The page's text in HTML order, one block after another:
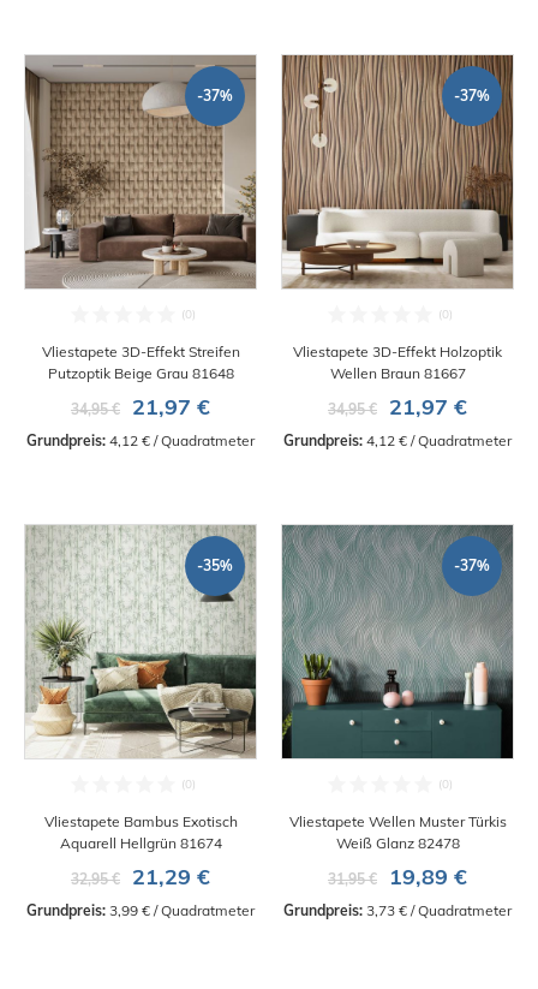
-37%
Vliestapete 3D-Effekt Streifen
Putzoptik Beige Grau 81648
34,95 €
21,97 €
Grundpreis: 4,12 € / Quadratmeter
-37%
Vliestapete 3D-Effekt Holzoptik
Wellen Braun 81667
34,95 €
21,97 €
Grundpreis: 4,12 € / Quadratmeter
-35%
Vliestapete Bambus Exotisch
Aquarell Hellgrün 81674
32,95 €
21,29 €
Grundpreis: 3,99 € / Quadratmeter
-37%
Vliestapete Wellen Muster Türkis
Weiß Glanz 82478
31,95 €
19,89 €
Grundpreis: 3,73 € / Quadratmeter